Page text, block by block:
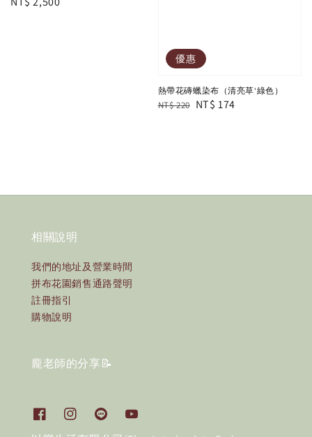
優惠
熱帶花磚蠟染布（清亮草‘綠色）
Regular
NT$ 220 Sale
NT$ 174
相關說明
我們的地址及營業時間
拼布花園銷售通路聲明
註冊指引
購物說明
龐老師的分享📝